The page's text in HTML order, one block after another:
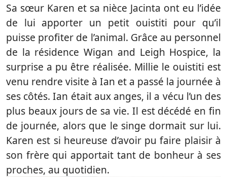
Sa sœur Karen et sa nièce Jacinta ont eu l’idée
de lui apporter un petit ouistiti pour qu’il
puisse profiter de l’animal. Grâce au personnel
de la résidence Wigan and Leigh Hospice, la
surprise a pu être réalisée. Millie le ouistiti est
venu rendre visite à Ian et a passé la journée à
ses côtés. Ian était aux anges, il a vécu l’un des
plus beaux jours de sa vie. Il est décédé en fin
de journée, alors que le singe dormait sur lui.
Karen est si heureuse d’avoir pu faire plaisir à
son frère qui apportait tant de bonheur à ses
proches, au quotidien.